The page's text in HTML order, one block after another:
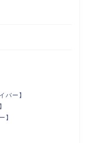
バー】
】